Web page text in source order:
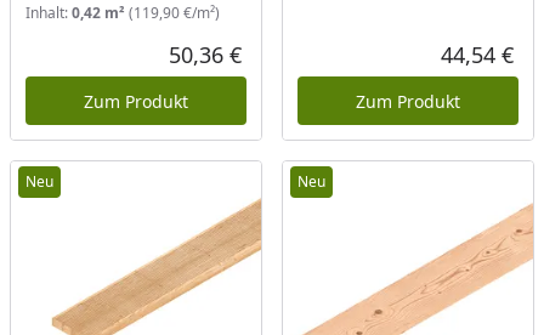
Inhalt:0,42 m² (119,90 €/m²)
Aktueller Preis
50,36 €
Zum Produkt
44,54 €
Zum Produkt
Neu Neu